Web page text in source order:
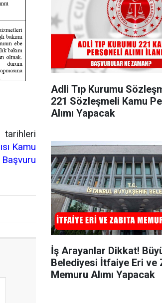
tarihleri
Kamu
Başvuru
Adli Tıp Kurumu
221 Sözleşmeli Kamu
Alımı Yapacak
İş Arayanlar Dikkat!
Belediyesi İtfaiye Eri ve
Memuru Alımı Yapacak